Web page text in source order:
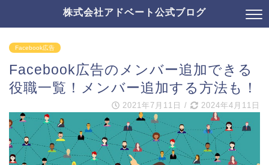
株式会社アドベート公式ブログ
Facebook広告
Facebook広告のメンバー追加できる
役職一覧！メンバー追加する方法も！
2021年7月11日 / 2024年4月11日